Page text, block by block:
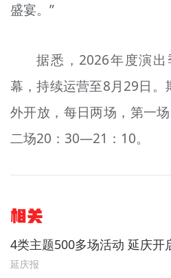
盛宴。”
据悉，2026年度演
幕，持续运营至8月29日
外开放，每日两场，第一
二场20：30—21：10。
相关
4类主题500多场活动 延庆开
延庆报